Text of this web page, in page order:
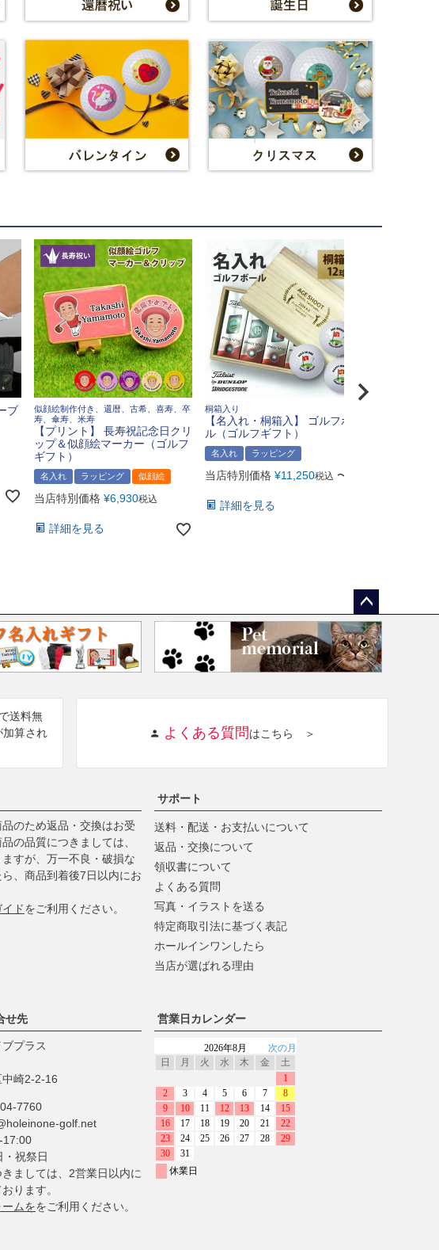
ブ
似顔絵制作付き、還暦、古希、喜寿、卒
寿、傘寿、米寿
【プリント】 長寿祝記念日クリ
ップ＆似顔絵マーカー（ゴルフ
ギフト）
名入れ ラッピング 似顔絵
当店特別価格 ¥6,930税込
詳細を見る
桐箱入り
【名入れ・桐箱入】 ゴルフボー
ル（ゴルフギフト）
名入れ ラッピング
当店特別価格 ¥11,250税込 〜
詳細を見る
ペー
ジト
ップ
へ
送料無
算され
よくある質問はこちら ＞
のため返品・交換はお受
の品質につきましては、
すが、万一不良・破損な
、商品到着後7日以内にお
ドをご利用ください。
サポート
送料・配送・お支払いについて
返品・交換について
領収書について
よくある質問
写真・イラストを送る
特定商取引法に基づく表記
ホールインワンしたら
当店が選ばれる理由
せ先
プラス
崎2-2-16
7760
golf.net
17:00
・祝祭日
ましては、2営業日以内に
ります。
ムををご利用ください。
営業日カレンダー